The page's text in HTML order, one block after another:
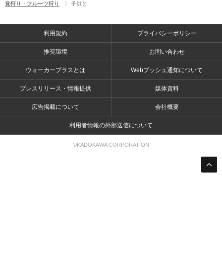
覚狩り・フルーツ狩り
子供と
利用規約 プライバシーポリシー
推奨環境 お問い合わせ
ウォーカープラスとは Webプッシュ通知について
プレスリリース・情報提供 媒体資料
広告掲載について 会社概要
利用者情報の外部送信について
©KADOKAWA CORPORATION